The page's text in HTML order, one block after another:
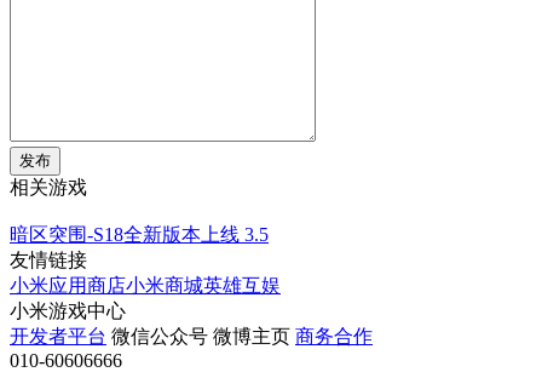
发布
相关游戏
暗区突围-S18全新版本上线 3.5
友情链接
小米应用商店小米商城英雄互娱
小米游戏中心
开发者平台 微信公众号 微博主页 商务合作
010-60606666